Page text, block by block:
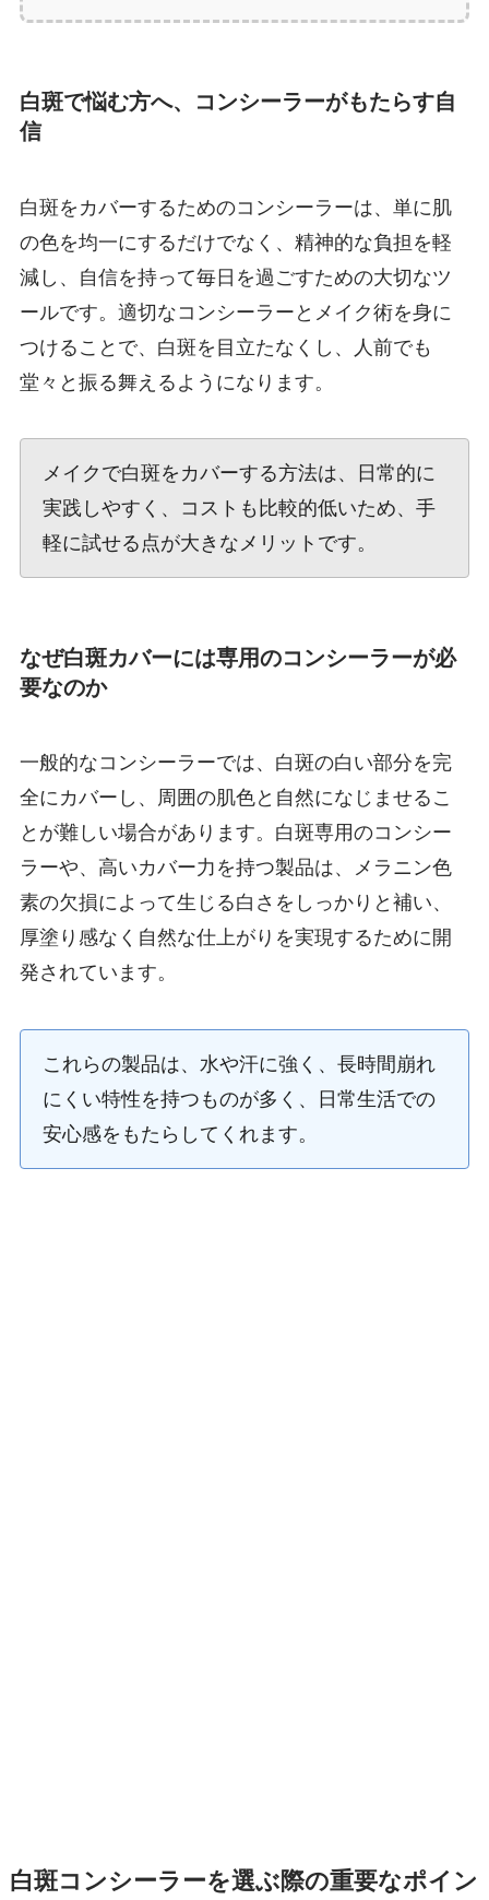
白斑で悩む方へ、コンシーラーがもたらす自
信
白斑をカバーするためのコンシーラーは、単に肌
の色を均一にするだけでなく、精神的な負担を軽
減し、自信を持って毎日を過ごすための大切なツ
ールです。適切なコンシーラーとメイク術を身に
つけることで、白斑を目立たなくし、人前でも
堂々と振る舞えるようになります。
メイクで白斑をカバーする方法は、日常的に
実践しやすく、コストも比較的低いため、手
軽に試せる点が大きなメリットです。
なぜ白斑カバーには専用のコンシーラーが必
要なのか
一般的なコンシーラーでは、白斑の白い部分を完
全にカバーし、周囲の肌色と自然になじませるこ
とが難しい場合があります。白斑専用のコンシー
ラーや、高いカバー力を持つ製品は、メラニン色
素の欠損によって生じる白さをしっかりと補い、
厚塗り感なく自然な仕上がりを実現するために開
発されています。
これらの製品は、水や汗に強く、長時間崩れ
にくい特性を持つものが多く、日常生活での
安心感をもたらしてくれます。
白斑コンシーラーを選ぶ際の重要なポイン